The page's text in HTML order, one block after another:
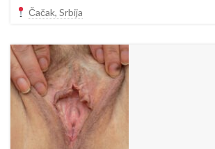
Čačak, Srbija